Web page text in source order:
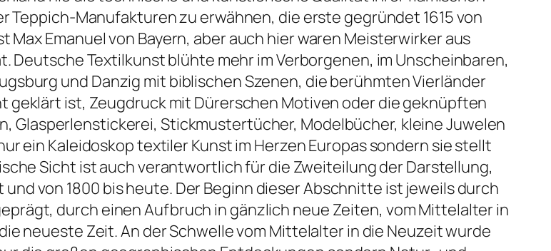
Teppich-Manufakturen zu erwähnen, die erste gegründet 1615 von
Max Emanuel von Bayern, aber auch hier waren Meisterwirker aus
Deutsche Textilkunst blühte mehr im Verborgenen, im Unscheinbaren,
und Danzig mit biblischen Szenen, die berühmten Vierländer
ist, Zeugdruck mit Dürerschen Motiven oder die geknüpften
Glasperlenstickerei, Stickmustertücher, Modelbücher, kleine Juwelen
ein Kaleidoskop textiler Kunst im Herzen Europas sondern sie stellt
Sicht ist auch verantwortlich für die Zweiteilung der Darstellung,
von 1800 bis heute. Der Beginn dieser Abschnitte ist jeweils durch
durch einen Aufbruch in gänzlich neue Zeiten, vom Mittelalter in
neueste Zeit. An der Schwelle vom Mittelalter in die Neuzeit wurde